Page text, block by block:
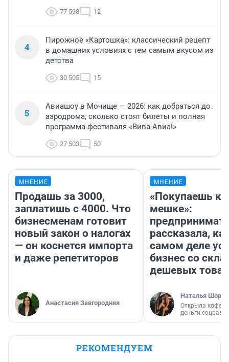
77 598 12
4
Пирожное «Картошка»: классический рецепт
в домашних условиях с тем самым вкусом из
детства
30 505 15
5
Авиашоу в Мочище — 2026: как добраться до
аэродрома, сколько стоят билеты и полная
программа фестиваля «Вива Авиа!»
27 503 50
МНЕНИЕ
Продашь за 3000,
заплатишь с 4000. Что
бизнесменам готовит
новый закон о налогах
— он коснется импорта
и даже репетиторов
Анастасия Завгородняя
МНЕНИЕ
«Покупаешь
мешке»:
рассказала,
самом деле
бизнес со
дешевых
Наталья
Открыла
деньги
РЕКОМЕНДУЕМ